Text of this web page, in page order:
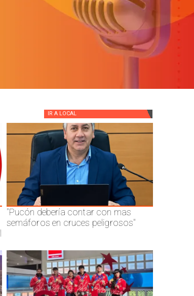
IR A LOCAL
"Pucón debería contar con mas
semáforos en cruces peligrosos"